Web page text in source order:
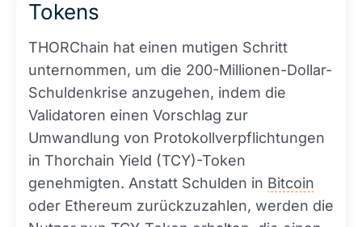
Tokens
THORChain hat einen mutigen Schritt
unternommen, um die 200-Millionen-Dollar-
Schuldenkrise anzugehen, indem die
Validatoren einen Vorschlag zur
Umwandlung von Protokollverpflichtungen
in Thorchain Yield (TCY)-Token
genehmigten. Anstatt Schulden in Bitcoin
oder Ethereum zurückzuzahlen, werden die